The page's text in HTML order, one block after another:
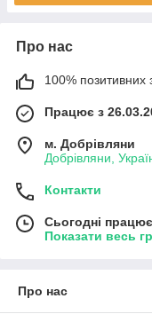
Про нас
100% позитивних з
Працює з
м. Добрівляни
Добрівляни,
Контакти
Сьогодні
Показати весь
Про нас